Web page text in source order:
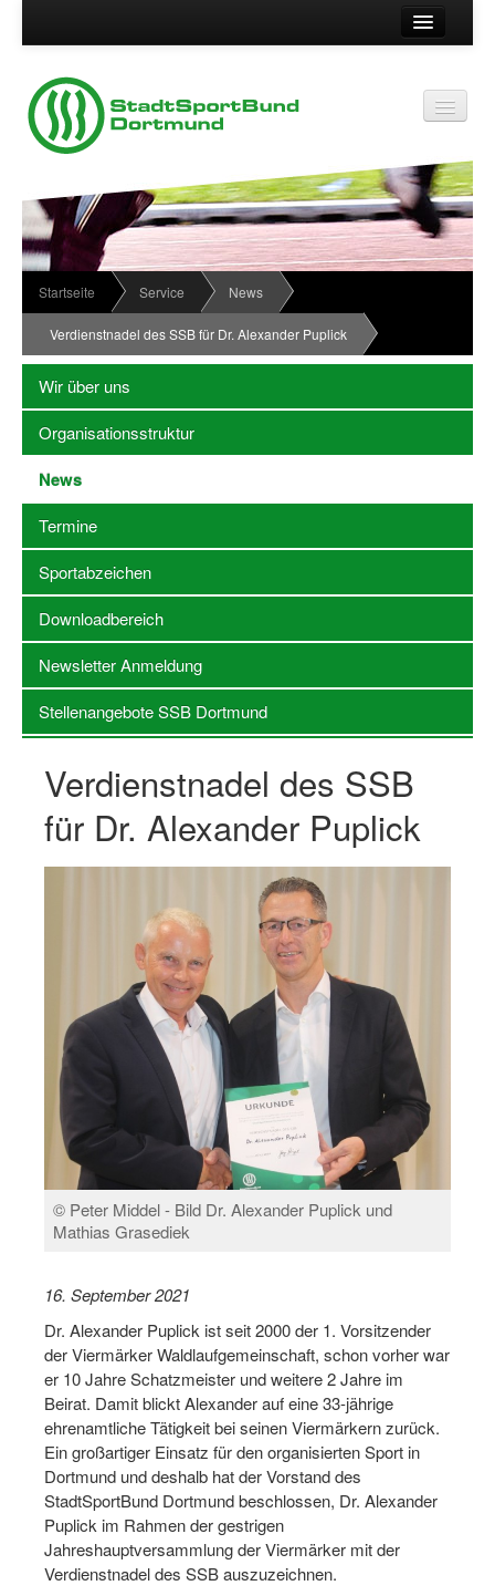
Suche
Vereinsservice
Vereinskennziffer
Passwort
Kontakt
Impressum
Datenschutz
Wir über uns
Organisationsstruktur
News
Termine
Sportabzeichen
Downloadbereich
Stellenangebote SSB Dortmund
Vereine
Vereinssuche
Übungsleiterbörse
Sportanlagen in Dortmund
Kinderschutz im Sport
Fördermöglichkeiten
Wege zur Kooperation
Villa Froschloch
Log-in "Vereine"
Qualifizierung
SSB Qualifizierungen
Übersicht Qualifizierungswege
Qualifizierung im Vereinsmanagement
Fachtag Bildung braucht Bewegung
Erste-Hilfe-Ausbildung
Anmeldeformular / Anmeldebedingungen
Bezuschussung Qualifizierung für Dortmunder
Projekte
Open Sports Day
Dortmund lernt Schwimmen
Mädchen in Mannschaftssportarten
Startseite Service News
Verdienstnadel des SSB für Dr. Alexander Puplick
Wir über uns
Organisationsstruktur
News
Termine
Sportabzeichen
Downloadbereich
Newsletter Anmeldung
Stellenangebote SSB Dortmund
Verdienstnadel des SSB
für Dr. Alexander Puplick
© Peter Middel - Bild Dr. Alexander Puplick und
Mathias Grasediek
16. September 2021
Dr. Alexander Puplick ist seit 2000 der 1. Vorsitzender
der Viermärker Waldlaufgemeinschaft, schon vorher war
er 10 Jahre Schatzmeister und weitere 2 Jahre im
Beirat. Damit blickt Alexander auf eine 33-jährige
ehrenamtliche Tätigkeit bei seinen Viermärkern zurück.
Ein großartiger Einsatz für den organisierten Sport in
Dortmund und deshalb hat der Vorstand des
StadtSportBund Dortmund beschlossen, Dr. Alexander
Puplick im Rahmen der gestrigen
Jahreshauptversammlung der Viermärker mit der
Verdienstnadel des SSB auszuzeichnen.